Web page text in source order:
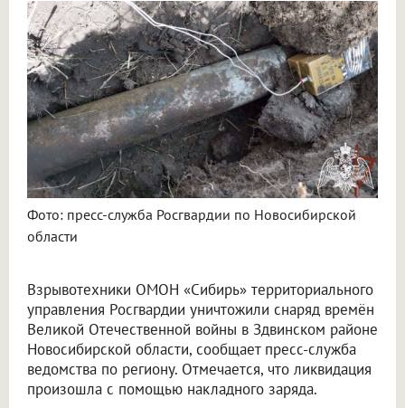
Фото: пресс-служба Росгвардии по Новосибирской
области
Взрывотехники ОМОН «Сибирь» территориального
управления Росгвардии уничтожили снаряд времён
Великой Отечественной войны в Здвинском районе
Новосибирской области, сообщает пресс-служба
ведомства по региону. Отмечается, что ликвидация
произошла с помощью накладного заряда.